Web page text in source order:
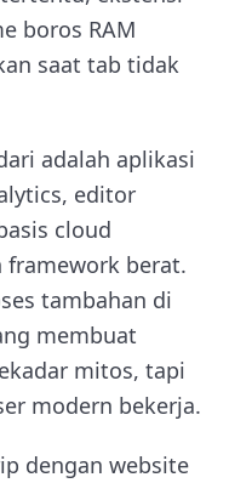
boros RAM
saat tab tidak
adalah aplikasi
editor
cloud
framework berat.
tambahan di
membuat
mitos, tapi
modern bekerja.
dengan website